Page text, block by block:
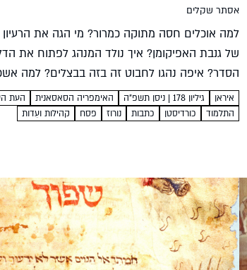
אסתר שקלים
למה אוכלים חסה מתוקה כמרור? מי הגה את הרעיון
של גנבת האפיקומן? איך נולד המנהג לפתוח את
הסדר? איפה נהגו לחבוט זה בזה בבצלים? למה
קראו לכל הבלגן הזה ליל הסדר?...
איראן גיליון 178 | ניסן תשפ"ה האימפריה הסאסאנית
העת
התלמוד
כורדיסטן כתבות נורוז פסח קהילות ועֵדות